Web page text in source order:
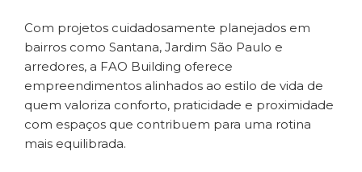
Com projetos cuidadosamente planejados em
bairros como Santana, Jardim São Paulo e
arredores, a FAO Building oferece
empreendimentos alinhados ao estilo de vida de
quem valoriza conforto, praticidade e proximidade
com espaços que contribuem para uma rotina
mais equilibrada.